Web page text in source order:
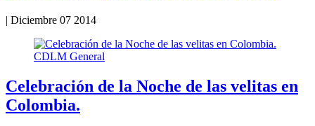
| Diciembre 07 2014
CDLM General
Celebración de la Noche de las velitas en
Colombia.